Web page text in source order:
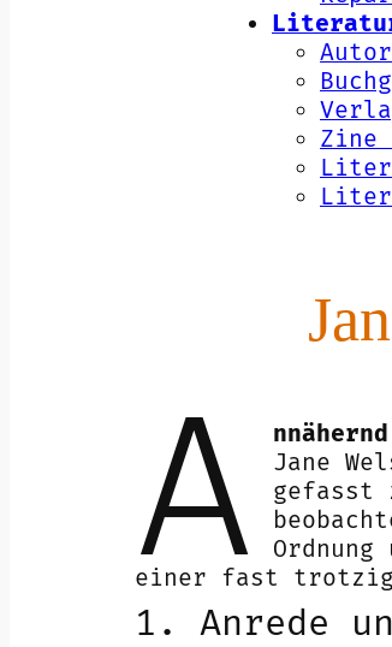
Zine
A
Jane
gefasst
einer fast
1. Anrede